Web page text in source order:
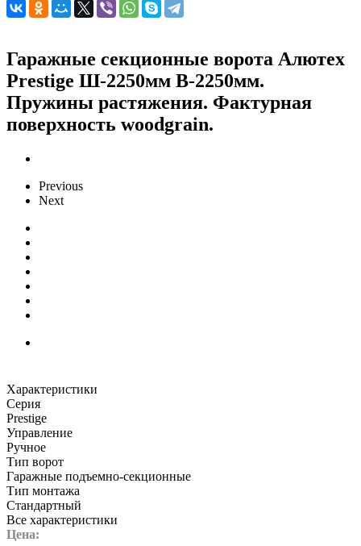
Гаражные секционные ворота Алютех
Prestige Ш-2250мм В-2250мм.
Пружины растяжения. Фактурная
поверхность woodgrain.
Previous
Next
Характеристики
Серия
Prestige
Управление
Ручное
Тип ворот
Гаражные подъемно-секционные
Тип монтажа
Стандартный
Все характеристики
Цена: